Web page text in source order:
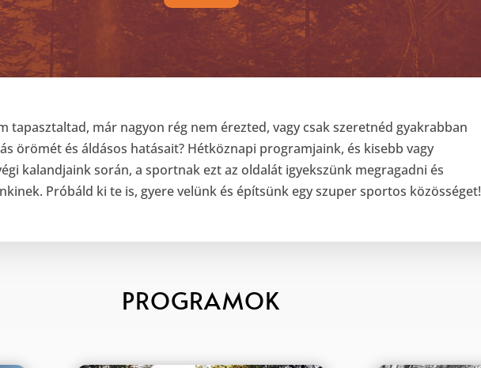
tapasztaltad, már nagyon rég nem érezted, vagy csak szeretnéd gyakrabban
örömét és áldásos hatásait? Hétköznapi programjaink, és kisebb vagy
kalandjaink során, a sportnak ezt az oldalát igyekszünk megragadni és
Próbáld ki te is, gyere velünk és építsünk egy szuper sportos közösséget!
PROGRAMOK